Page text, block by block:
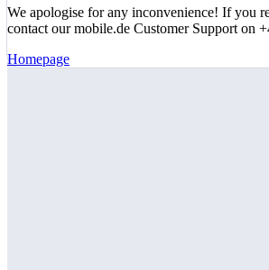
We apologise for any inconvenience! If you
contact our mobile.de Customer Support on
Homepage